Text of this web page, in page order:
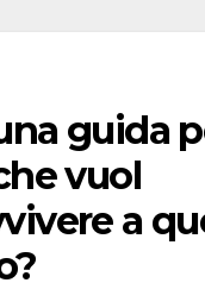
guida
vuol
a